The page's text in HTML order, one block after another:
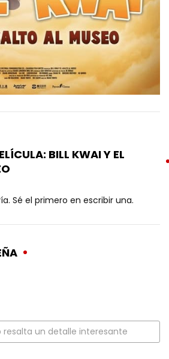
BILL KWAI Y EL
Sé el primero en escribir una.